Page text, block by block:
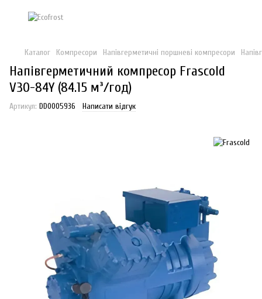
Каталог Компресори Напівгерметичні поршневі компресори
Напівгерметичний компресор Frascold
V30-84Y (84.15 м³/год)
Артикул: DD0005936 Написати відгук